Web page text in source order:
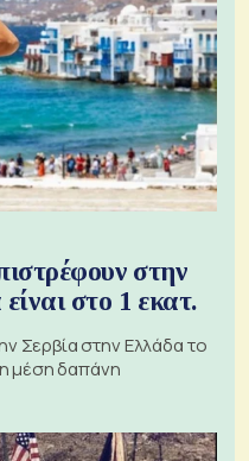
στην
στο 1 εκατ.
Σερβία στην Ελλάδα το
μέση δαπάνη